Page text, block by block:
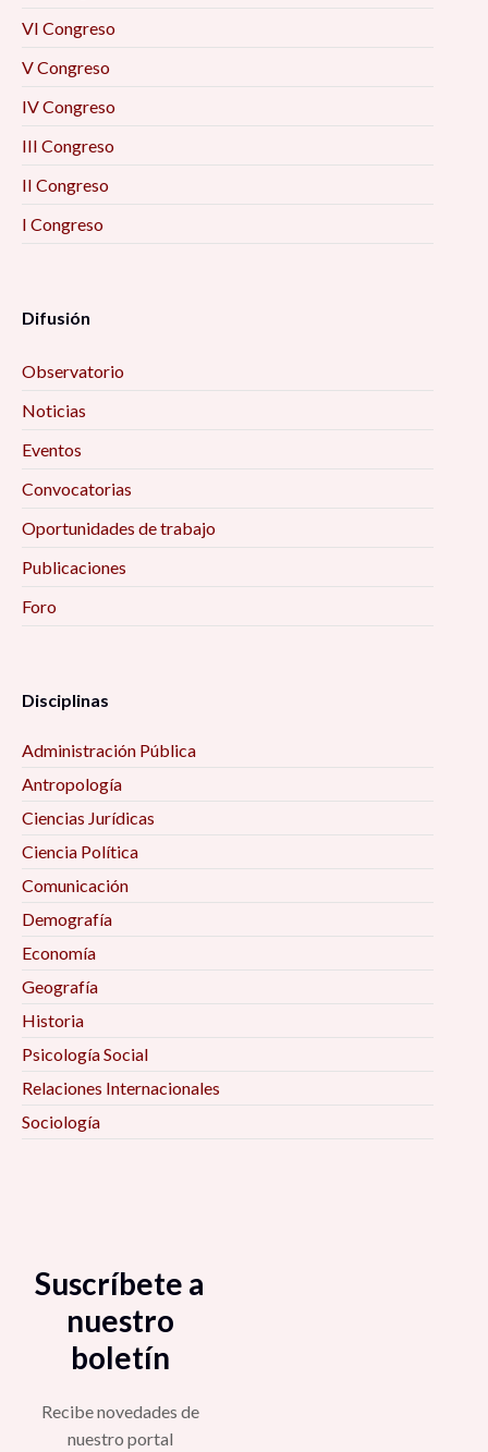
VI Congreso
V Congreso
IV Congreso
III Congreso
II Congreso
I Congreso
Difusión
Observatorio
Noticias
Eventos
Convocatorias
Oportunidades de trabajo
Publicaciones
Foro
Disciplinas
Administración Pública
Antropología
Ciencias Jurídicas
Ciencia Política
Comunicación
Demografía
Economía
Geografía
Historia
Psicología Social
Relaciones Internacionales
Sociología
Suscríbete a
nuestro
boletín
Recibe novedades de
nuestro portal